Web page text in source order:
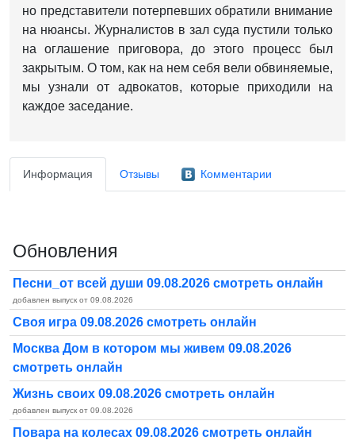
но представители потерпевших обратили внимание
на нюансы. Журналистов в зал суда пустили только
на оглашение приговора, до этого процесс был
закрытым. О том, как на нем себя вели обвиняемые,
мы узнали от адвокатов, которые приходили на
каждое заседание.
Информация Отзывы Комментарии
Обновления
Песни_от всей души 09.08.2026 смотреть онлайн
добавлен выпуск от 09.08.2026
Своя игра 09.08.2026 смотреть онлайн
Москва Дом в котором мы живем 09.08.2026
смотреть онлайн
Жизнь своих 09.08.2026 смотреть онлайн
добавлен выпуск от 09.08.2026
Повара на колесах 09.08.2026 смотреть онлайн